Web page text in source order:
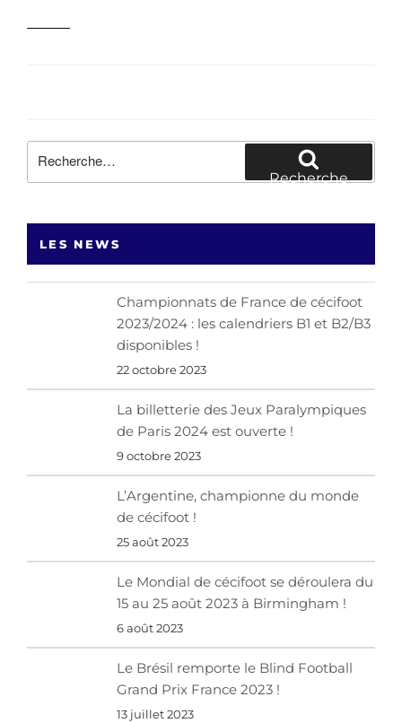
pour
Recherche
LES NEWS
Championnats de France de cécifoot
2023/2024 : les calendriers B1 et B2/B3
disponibles !
22 octobre 2023
La billetterie des Jeux Paralympiques
de Paris 2024 est ouverte !
9 octobre 2023
L’Argentine, championne du monde
de cécifoot !
25 août 2023
Le Mondial de cécifoot se déroulera du
15 au 25 août 2023 à Birmingham !
6 août 2023
Le Brésil remporte le Blind Football
Grand Prix France 2023 !
13 juillet 2023